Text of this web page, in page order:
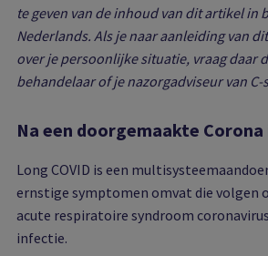
te geven van de inhoud van dit artikel in
Nederlands. Als je naar aanleiding van
over je persoonlijke situatie, vraag daar
behandelaar of je nazorgadviseur van
Na een doorgemaakte
Long COVID is een
ernstige symptomen omvat die volgen
acute respiratoire syndroom coronavirus
infectie.